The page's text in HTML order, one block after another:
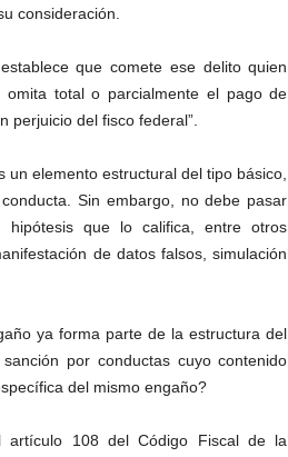
consideración.
que comete ese delito quien
omita total o parcialmente el pago de
perjuicio del fisco federal”.
un elemento estructural del tipo básico,
Sin embargo, no debe pasar
hipótesis que lo califica, entre otros
de datos falsos, simulación
ya forma parte de la estructura del
por conductas cuyo contenido
del mismo engaño?
artículo 108 del Código Fiscal de la